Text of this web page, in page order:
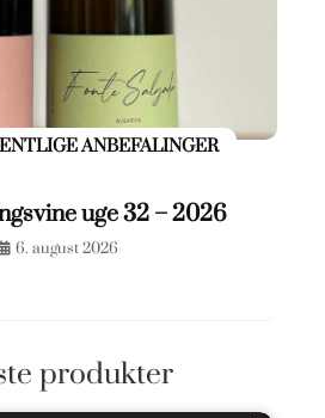
ANBEFALINGER
uge 32 – 2026
6. august 2026
produkter